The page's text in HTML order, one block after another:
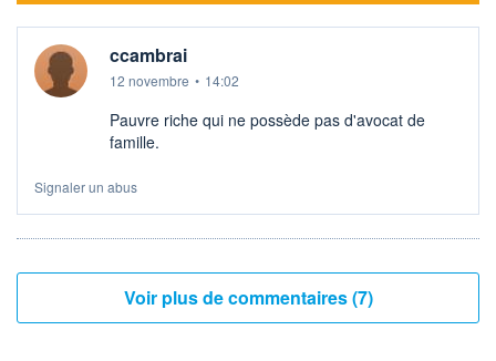
ccambrai
12 novembre • 14:02
Pauvre riche qui ne possède pas d'avocat de
famille.
Signaler un abus
Voir plus de commentaires (7)